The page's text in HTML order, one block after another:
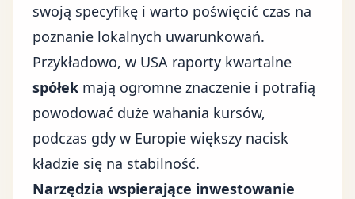
swoją specyfikę i warto poświęcić czas na
poznanie lokalnych uwarunkowań.
Przykładowo, w USA raporty kwartalne
spółek mają ogromne znaczenie i potrafią
powodować duże wahania kursów,
podczas gdy w Europie większy nacisk
kładzie się na stabilność.
Narzędzia wspierające inwestowanie